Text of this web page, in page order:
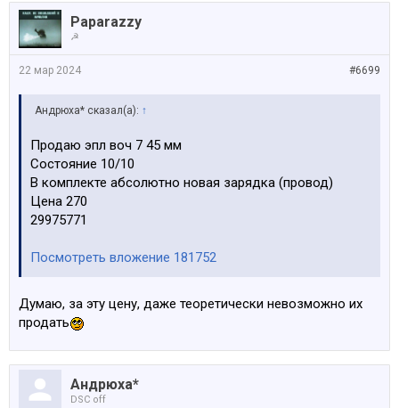
Paparazzy
☭
#6699
22 мар 2024
Андрюха* сказал(а): ↑
Продаю эпл воч 7 45 мм
Состояние 10/10
В комплекте абсолютно новая зарядка (провод)
Цена 270
29975771
Посмотреть вложение 181752
Думаю, за эту цену, даже теоретически невозможно их
продать
Андрюха*
DSC off